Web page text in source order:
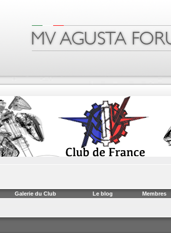
Galerie du Club Le blog Membres